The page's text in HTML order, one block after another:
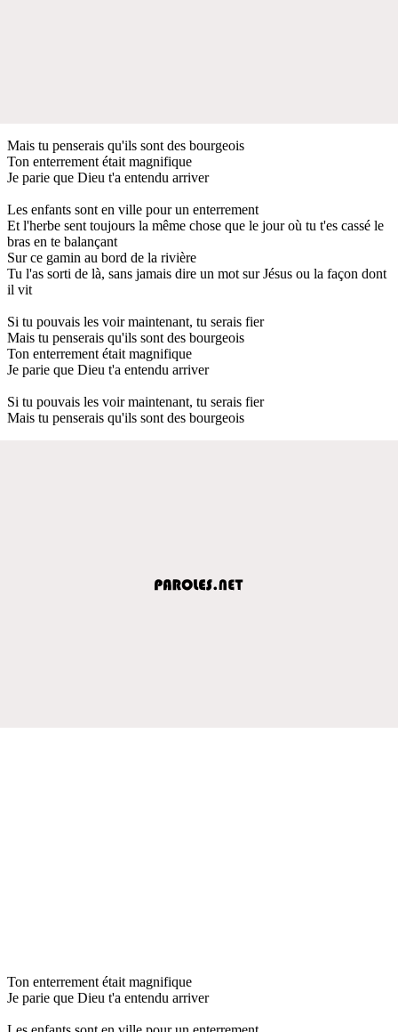
Mais tu penserais qu'ils sont des bourgeois
Ton enterrement était magnifique
Je parie que Dieu t'a entendu arriver
Les enfants sont en ville pour un enterrement
Et l'herbe sent toujours la même chose que le jour où tu t'es cassé le
bras en te balançant
Sur ce gamin au bord de la rivière
Tu l'as sorti de là, sans jamais dire un mot sur Jésus ou la façon dont
il vit
Si tu pouvais les voir maintenant, tu serais fier
Mais tu penserais qu'ils sont des bourgeois
Ton enterrement était magnifique
Je parie que Dieu t'a entendu arriver
Si tu pouvais les voir maintenant, tu serais fier
Mais tu penserais qu'ils sont des bourgeois
Ton enterrement était magnifique
Je parie que Dieu t'a entendu arriver